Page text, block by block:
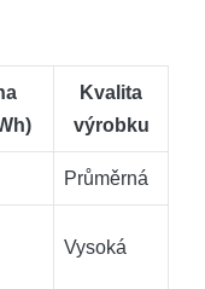
Kvalita
výrobku
Průměrná
Vysoká